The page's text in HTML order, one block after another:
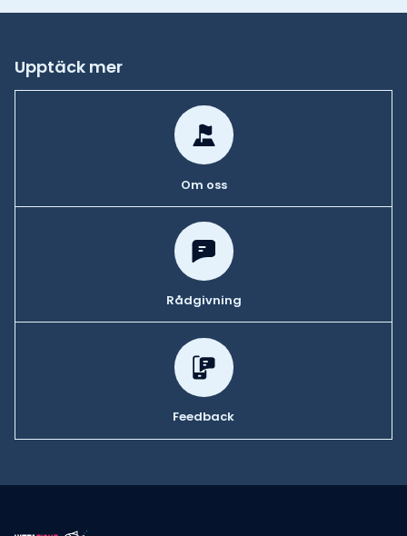
Upptäck mer
Om oss
Rådgivning
Feedback